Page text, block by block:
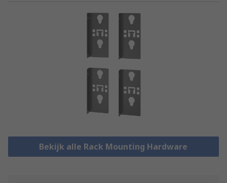
Bekijk alle Rack Mounting Hardware